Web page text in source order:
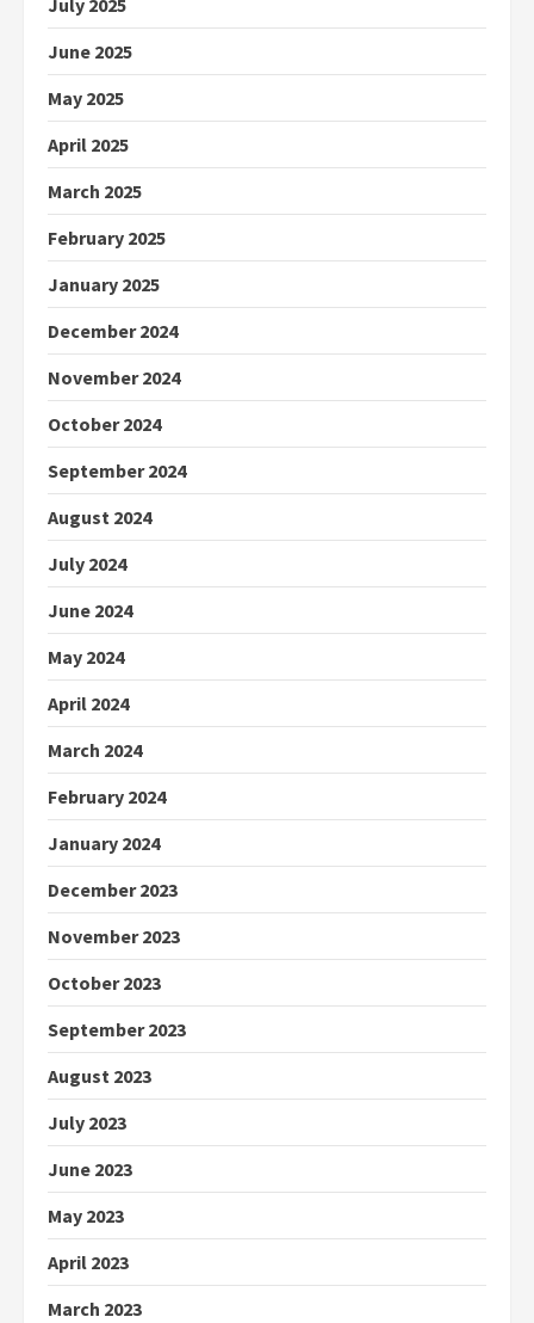
July 2025
June 2025
May 2025
April 2025
March 2025
February 2025
January 2025
December 2024
November 2024
October 2024
September 2024
August 2024
July 2024
June 2024
May 2024
April 2024
March 2024
February 2024
January 2024
December 2023
November 2023
October 2023
September 2023
August 2023
July 2023
June 2023
May 2023
April 2023
March 2023